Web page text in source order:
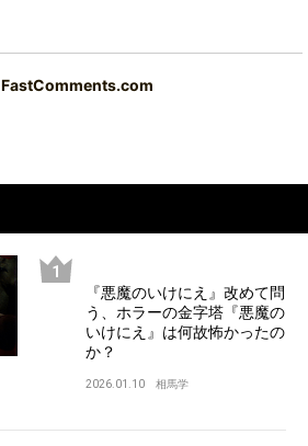
FastComments.com
『悪魔のいけにえ』改めて問
う、ホラーの金字塔『悪魔の
いけにえ』は何故怖かったの
か？
2026.01.10 相馬学